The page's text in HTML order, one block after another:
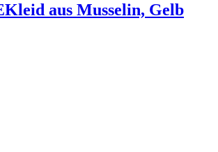
Kleid aus Musselin, Gelb